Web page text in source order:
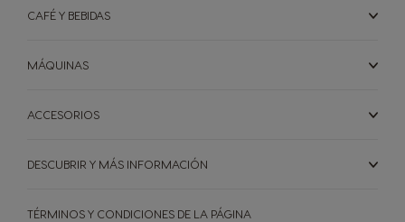
MÁQUINAS
CAFÉ Y BEBIDAS
MÁQUINAS
ACCESORIOS
DESCUBRIR Y MÁS INFORMACIÓN
TÉRMINOS Y CONDICIONES DE LA PÁGINA